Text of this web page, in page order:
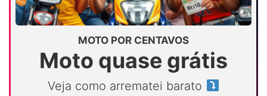
MOTO POR CENTAVOS
Moto quase grátis
Veja como arrematei barato